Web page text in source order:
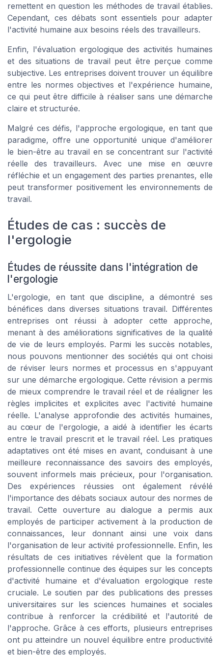
remettent en question les méthodes de travail établies.
Cependant, ces débats sont essentiels pour adapter
l'activité humaine aux besoins réels des travailleurs.
Enfin, l'évaluation ergologique des activités humaines
et des situations de travail peut être perçue comme
subjective. Les entreprises doivent trouver un équilibre
entre les normes objectives et l'expérience humaine,
ce qui peut être difficile à réaliser sans une démarche
claire et structurée.
Malgré ces défis, l'approche ergologique, en tant que
paradigme, offre une opportunité unique d'améliorer
le bien-être au travail en se concentrant sur l'activité
réelle des travailleurs. Avec une mise en œuvre
réfléchie et un engagement des parties prenantes, elle
peut transformer positivement les environnements de
travail.
Études de cas : succès de
l'ergologie
Études de réussite dans l'intégration de
l'ergologie
L'ergologie, en tant que discipline, a démontré ses
bénéfices dans diverses situations travail. Différentes
entreprises ont réussi à adopter cette approche,
menant à des améliorations significatives de la qualité
de vie de leurs employés. Parmi les succès notables,
nous pouvons mentionner des sociétés qui ont choisi
de réviser leurs normes et processus en s'appuyant
sur une démarche ergologique. Cette révision a permis
de mieux comprendre le travail réel et de réaligner les
règles implicites et explicites avec l'activité humaine
réelle. L'analyse approfondie des activités humaines,
au cœur de l'ergologie, a aidé à identifier les écarts
entre le travail prescrit et le travail réel. Les pratiques
adaptatives ont été mises en avant, conduisant à une
meilleure reconnaissance des savoirs des employés,
souvent informels mais précieux, pour l'organisation.
Des expériences réussies ont également révélé
l'importance des débats sociaux autour des normes de
travail. Cette ouverture au dialogue a permis aux
employés de participer activement à la production de
connaissances, leur donnant ainsi une voix dans
l'organisation de leur activité professionnelle. Enfin, les
résultats de ces initiatives révèlent que la formation
professionnelle continue des équipes sur les concepts
d'activité humaine et d'évaluation ergologique reste
cruciale. Le soutien par des publications des presses
universitaires sur les sciences humaines et sociales
contribue à renforcer la crédibilité et l'autorité de
l'approche. Grâce à ces efforts, plusieurs entreprises
ont pu atteindre un nouvel équilibre entre productivité
et bien-être des employés.